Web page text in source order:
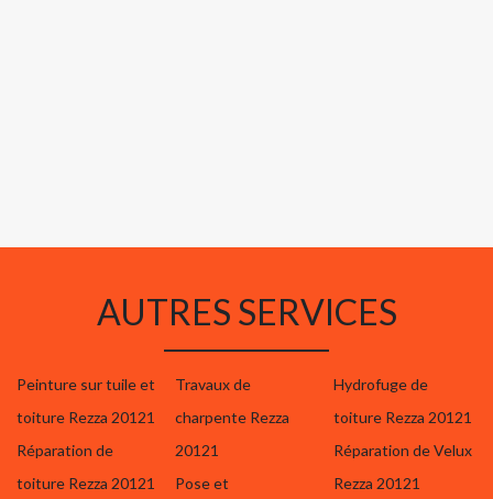
AUTRES SERVICES
Peinture sur tuile et
toiture Rezza 20121
Réparation de
toiture Rezza 20121
Travaux de
charpente Rezza
20121
Pose et
Hydrofuge de
toiture Rezza 20121
Réparation de Velux
Rezza 20121